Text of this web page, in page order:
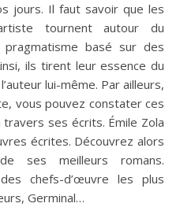
jours. Il faut savoir que les
tournent autour du
pragmatisme basé sur des
ils tirent leur essence du
lui-même. Par ailleurs,
vous pouvez constater ces
ses écrits. Émile Zola
écrites. Découvrez alors
ses meilleurs romans.
chefs-d’œuvre les plus
Germinal…